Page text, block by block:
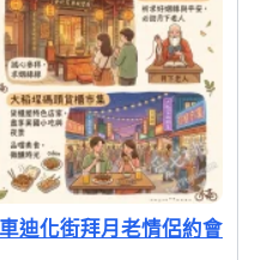
迪化街拜月老情侶約會